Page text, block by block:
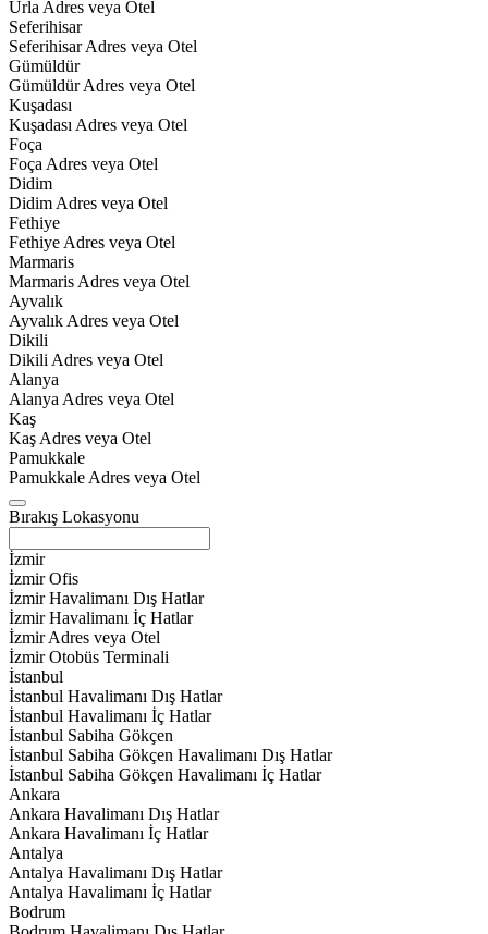
Urla Adres veya Otel
Seferihisar
Seferihisar Adres veya Otel
Gümüldür
Gümüldür Adres veya Otel
Kuşadası
Kuşadası Adres veya Otel
Foça
Foça Adres veya Otel
Didim
Didim Adres veya Otel
Fethiye
Fethiye Adres veya Otel
Marmaris
Marmaris Adres veya Otel
Ayvalık
Ayvalık Adres veya Otel
Dikili
Dikili Adres veya Otel
Alanya
Alanya Adres veya Otel
Kaş
Kaş Adres veya Otel
Pamukkale
Pamukkale Adres veya Otel
Bırakış Lokasyonu
İzmir
İzmir Ofis
İzmir Havalimanı Dış Hatlar
İzmir Havalimanı İç Hatlar
İzmir Adres veya Otel
İzmir Otobüs Terminali
İstanbul
İstanbul Havalimanı Dış Hatlar
İstanbul Havalimanı İç Hatlar
İstanbul Sabiha Gökçen
İstanbul Sabiha Gökçen Havalimanı Dış Hatlar
İstanbul Sabiha Gökçen Havalimanı İç Hatlar
Ankara
Ankara Havalimanı Dış Hatlar
Ankara Havalimanı İç Hatlar
Antalya
Antalya Havalimanı Dış Hatlar
Antalya Havalimanı İç Hatlar
Bodrum